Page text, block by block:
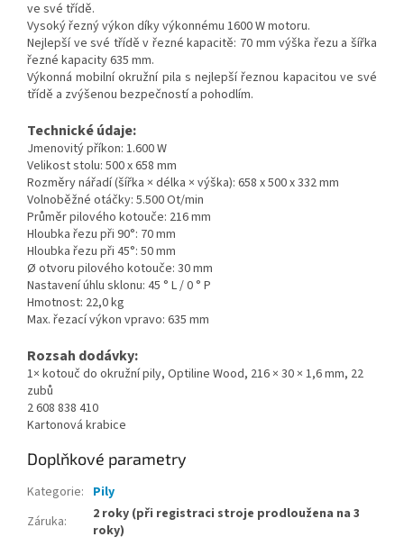
ve své třídě.
Vysoký řezný výkon díky výkonnému 1600 W motoru.
Nejlepší ve své třídě v řezné kapacitě: 70 mm výška řezu a šířka
řezné kapacity 635 mm.
Výkonná mobilní okružní pila s nejlepší řeznou kapacitou ve své
třídě a zvýšenou bezpečností a pohodlím.
Technické údaje:
Jmenovitý příkon: 1.600 W
Velikost stolu: 500 x 658 mm
Rozměry nářadí (šířka × délka × výška): 658 x 500 x 332 mm
Volnoběžné otáčky: 5.500 Ot/min
Průměr pilového kotouče: 216 mm
Hloubka řezu při 90°: 70 mm
Hloubka řezu při 45°: 50 mm
Ø otvoru pilového kotouče: 30 mm
Nastavení úhlu sklonu: 45 ° L / 0 ° P
Hmotnost: 22,0 kg
Max. řezací výkon vpravo: 635 mm
Rozsah dodávky:
1× kotouč do okružní pily, Optiline Wood, 216 × 30 × 1,6 mm, 22
zubů
2 608 838 410
Kartonová krabice
Doplňkové parametry
Kategorie: Pily
Záruka:
2 roky (při registraci stroje prodloužena na 3
roky)